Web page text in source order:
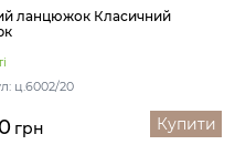
ланцюжок Класичний
ц.6002/20
грн Купити